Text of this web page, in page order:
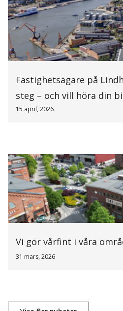
Fastighetsägare på
steg – och vill höra din
15 april, 2026
Vi gör vårfint i våra
31 mars, 2026